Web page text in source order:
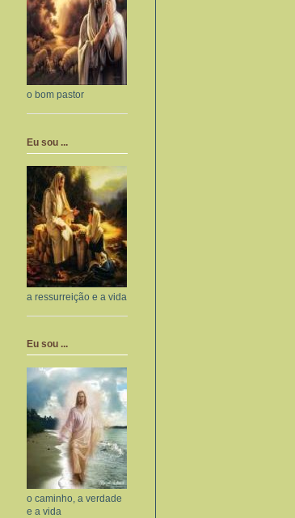
o bom pastor
Eu sou ...
a ressurreição e a vida
Eu sou ...
o caminho, a verdade
e a vida